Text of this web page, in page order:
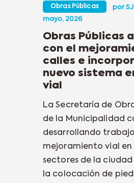
Obras Públicas por
mayo, 2026
Obras Públicas
con el
calles e
nuevo sistema
vial
La Secretaría de
de la Municipalidad
desarrollando
mejoramiento vial
sectores de la
la colocación de